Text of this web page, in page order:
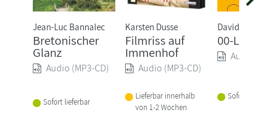
Jean-Luc Bannalec
Bretonischer
Glanz
Audio (MP3-CD)
Sofort lieferbar
Karsten Dusse
Filmriss auf
Immenhof
Audio (MP3-CD)
Lieferbar innerhalb
von 1-2 Wochen
David Safier
00-
Audio
Sofort